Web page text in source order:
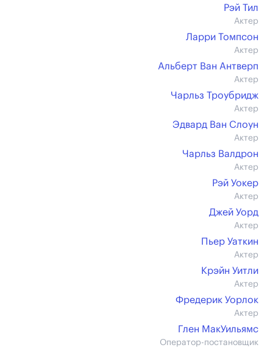
Рэй Тил
Актер
Ларри Томпсон
Актер
Альберт Ван Антверп
Актер
Чарльз Троубридж
Актер
Эдвард Ван Слоун
Актер
Чарльз Валдрон
Актер
Рэй Уокер
Актер
Джей Уорд
Актер
Пьер Уаткин
Актер
Крэйн Уитли
Актер
Фредерик Уорлок
Актер
Глен МакУильямс
Оператор-постановщик